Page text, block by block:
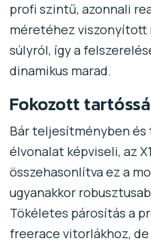
profi szintű, azonnali
méretéhez viszonyított
súlyról, így a
dinamikus marad.
Fokozott
Bár teljesítményben és
élvonalat képviseli, az
összehasonlítva ez a
ugyanakkor
Tökéletes párosítás a
freerace vitorlákhoz,